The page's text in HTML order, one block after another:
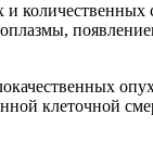
клеточной